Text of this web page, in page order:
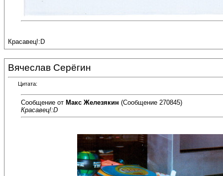
Красавец!:D
Вячеслав Серёгин
Цитата:
Сообщение от Макс Железякин (Сообщение 270845)
Красавец!:D